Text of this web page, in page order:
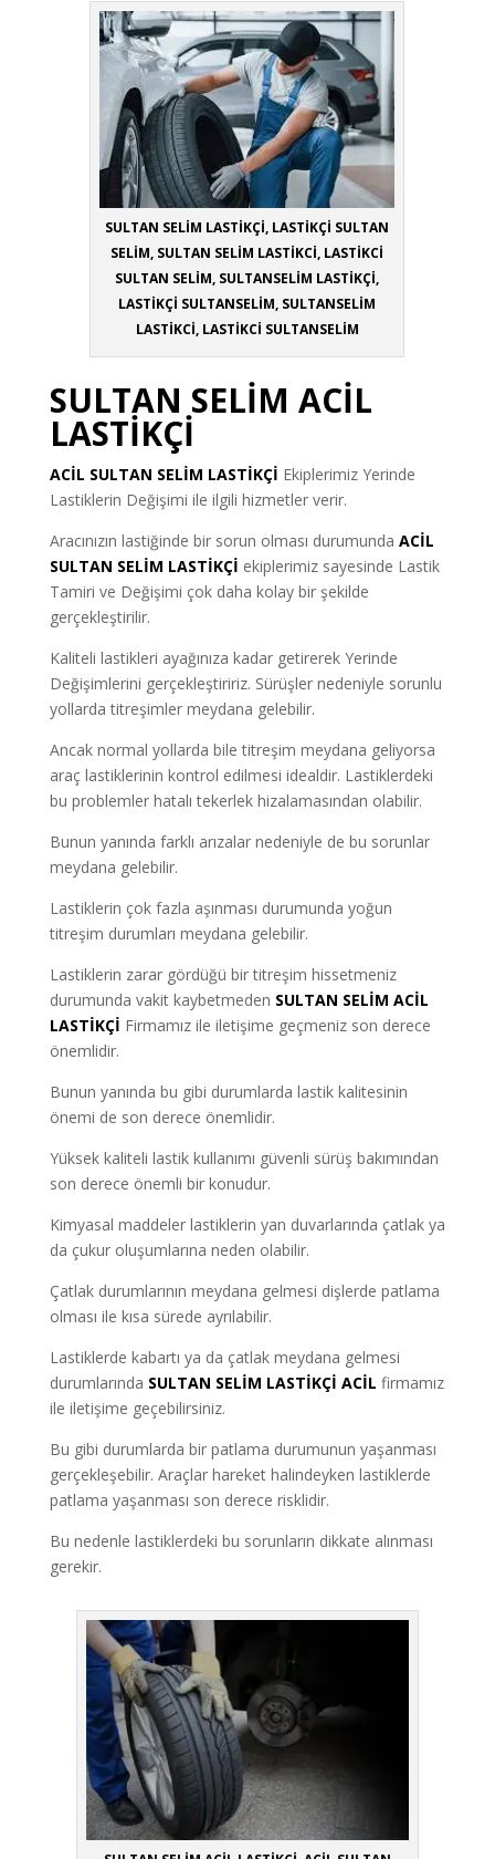
SULTAN SELİM LASTİKÇİ, LASTİKÇİ SULTAN
SELİM, SULTAN SELİM LASTİKCİ, LASTİKCİ
SULTAN SELİM, SULTANSELİM LASTİKÇİ,
LASTİKÇİ SULTANSELİM, SULTANSELİM
LASTİKCİ, LASTİKCİ SULTANSELİM
SULTAN SELİM ACİL
LASTİKÇİ
ACİL SULTAN SELİM LASTİKÇİ Ekiplerimiz Yerinde
Lastiklerin Değişimi ile ilgili hizmetler verir.
Aracınızın lastiğinde bir sorun olması durumunda ACİL
SULTAN SELİM LASTİKÇİ ekiplerimiz sayesinde Lastik
Tamiri ve Değişimi çok daha kolay bir şekilde
gerçekleştirilir.
Kaliteli lastikleri ayağınıza kadar getirerek Yerinde
Değişimlerini gerçekleştiririz. Sürüşler nedeniyle sorunlu
yollarda titreşimler meydana gelebilir.
Ancak normal yollarda bile titreşim meydana geliyorsa
araç lastiklerinin kontrol edilmesi idealdir. Lastiklerdeki
bu problemler hatalı tekerlek hizalamasından olabilir.
Bunun yanında farklı arızalar nedeniyle de bu sorunlar
meydana gelebilir.
Lastiklerin çok fazla aşınması durumunda yoğun
titreşim durumları meydana gelebilir.
Lastiklerin zarar gördüğü bir titreşim hissetmeniz
durumunda vakit kaybetmeden SULTAN SELİM ACİL
LASTİKÇİ Firmamız ile iletişime geçmeniz son derece
önemlidir.
Bunun yanında bu gibi durumlarda lastik kalitesinin
önemi de son derece önemlidir.
Yüksek kaliteli lastik kullanımı güvenli sürüş bakımından
son derece önemli bir konudur.
Kimyasal maddeler lastiklerin yan duvarlarında çatlak ya
da çukur oluşumlarına neden olabilir.
Çatlak durumlarının meydana gelmesi dişlerde patlama
olması ile kısa sürede ayrılabilir.
Lastiklerde kabartı ya da çatlak meydana gelmesi
durumlarında SULTAN SELİM LASTİKÇİ ACİL firmamız
ile iletişime geçebilirsiniz.
Bu gibi durumlarda bir patlama durumunun yaşanması
gerçekleşebilir. Araçlar hareket halindeyken lastiklerde
patlama yaşanması son derece risklidir.
Bu nedenle lastiklerdeki bu sorunların dikkate alınması
gerekir.